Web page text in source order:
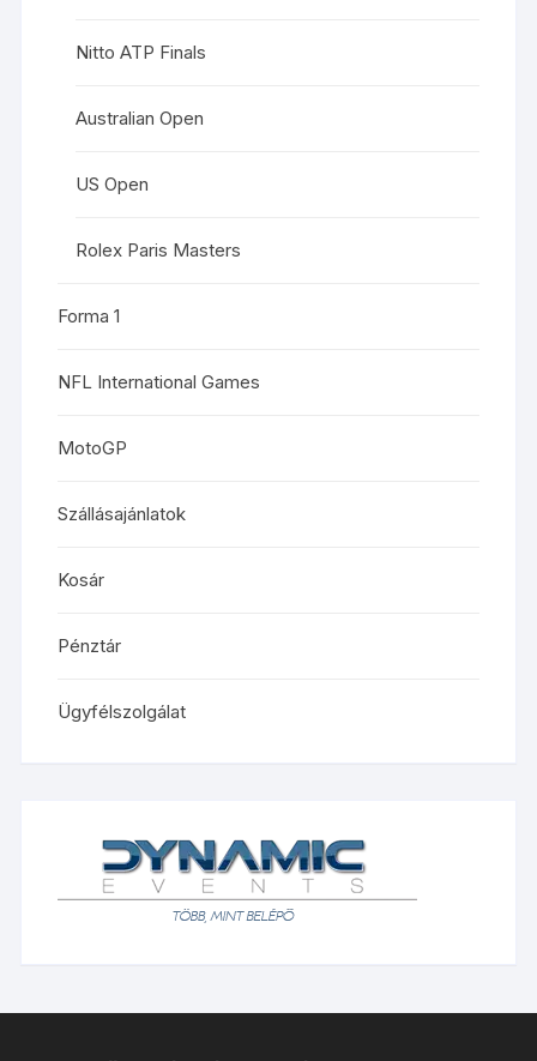
Nitto ATP Finals
Australian Open
US Open
Rolex Paris Masters
Forma 1
NFL International Games
MotoGP
Szállásajánlatok
Kosár
Pénztár
Ügyfélszolgálat